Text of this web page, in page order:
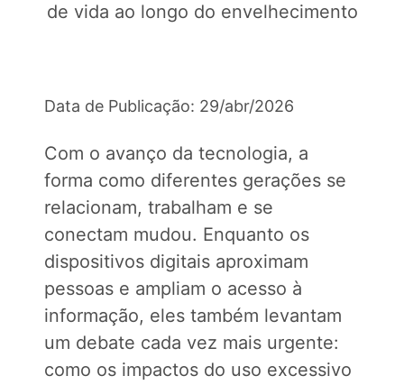
de vida ao longo do envelhecimento
Data de Publicação: 29/abr/2026
Com o avanço da tecnologia, a
forma como diferentes gerações se
relacionam, trabalham e se
conectam mudou. Enquanto os
dispositivos digitais aproximam
pessoas e ampliam o acesso à
informação, eles também levantam
um debate cada vez mais urgente:
como os impactos do uso excessivo